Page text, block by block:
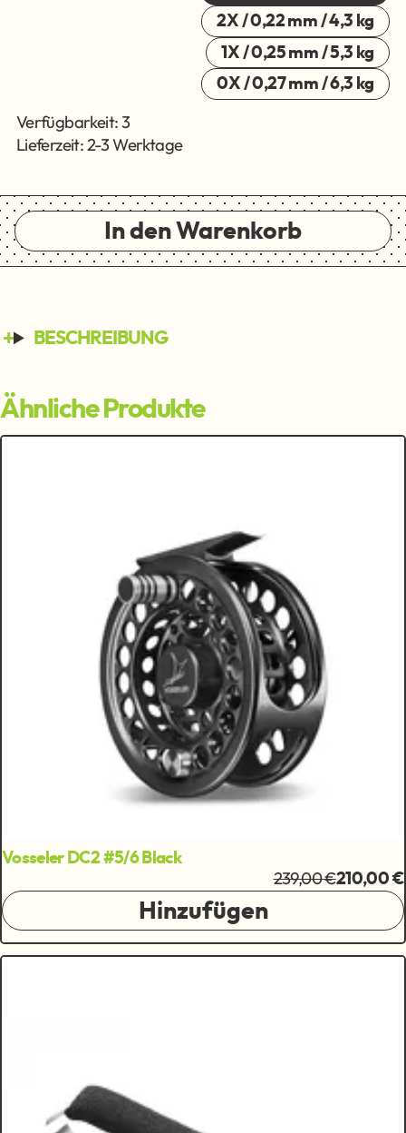
2X / 0,22 mm / 4,3 kg
1X / 0,25 mm / 5,3 kg
0X / 0,27 mm / 6,3 kg
Verfügbarkeit: 3
Lieferzeit: 2-3 Werktage
In den Warenkorb
BESCHREIBUNG
Ähnliche Produkte
Vosseler DC2 #5/6 Black
239,00 €210,00 €
Hinzufügen